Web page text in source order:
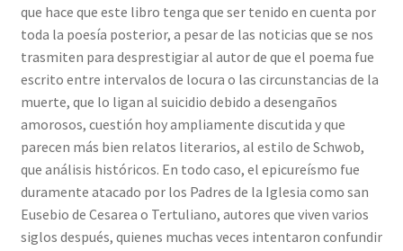
que hace que este libro tenga que ser tenido en cuenta por
toda la poesía posterior, a pesar de las noticias que se nos
trasmiten para desprestigiar al autor de que el poema fue
escrito entre intervalos de locura o las circunstancias de la
muerte, que lo ligan al suicidio debido a desengaños
amorosos, cuestión hoy ampliamente discutida y que
parecen más bien relatos literarios, al estilo de Schwob,
que análisis históricos. En todo caso, el epicureísmo fue
duramente atacado por los Padres de la Iglesia como san
Eusebio de Cesarea o Tertuliano, autores que viven varios
siglos después, quienes muchas veces intentaron confundir